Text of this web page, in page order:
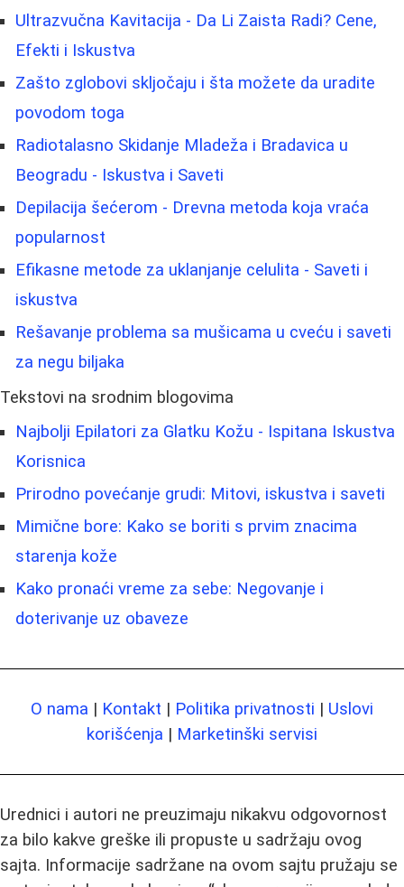
Ultrazvučna Kavitacija - Da Li Zaista Radi? Cene,
Efekti i Iskustva
Zašto zglobovi skljočaju i šta možete da uradite
povodom toga
Radiotalasno Skidanje Mladeža i Bradavica u
Beogradu - Iskustva i Saveti
Depilacija šećerom - Drevna metoda koja vraća
popularnost
Efikasne metode za uklanjanje celulita - Saveti i
iskustva
Rešavanje problema sa mušicama u cveću i saveti
za negu biljaka
Tekstovi na srodnim blogovima
Najbolji Epilatori za Glatku Kožu - Ispitana Iskustva
Korisnica
Prirodno povećanje grudi: Mitovi, iskustva i saveti
Mimične bore: Kako se boriti s prvim znacima
starenja kože
Kako pronaći vreme za sebe: Negovanje i
doterivanje uz obaveze
O nama | Kontakt | Politika privatnosti | Uslovi
korišćenja | Marketinški servisi
Urednici i autori ne preuzimaju nikakvu odgovornost
za bilo kakve greške ili propuste u sadržaju ovog
sajta. Informacije sadržane na ovom sajtu pružaju se